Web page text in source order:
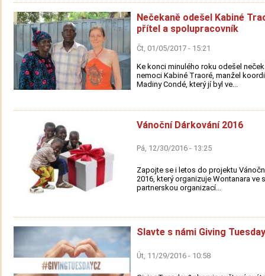
Nečekaně odešel Kabiné
přítel a spolupracovník
Čt, 01/05/2017 - 15:21
Ke konci minulého roku odešel
nemoci Kabiné Traoré, manžel
Madiny Condé, který jí byl ve...
Vánoční Dárkování 2016
Pá, 12/30/2016 - 13:25
Zapojte se i letos do projektu
2016, který organizuje Wontanara ve
partnerskou organizací...
Slavte s námi Giving
Út, 11/29/2016 - 10:58